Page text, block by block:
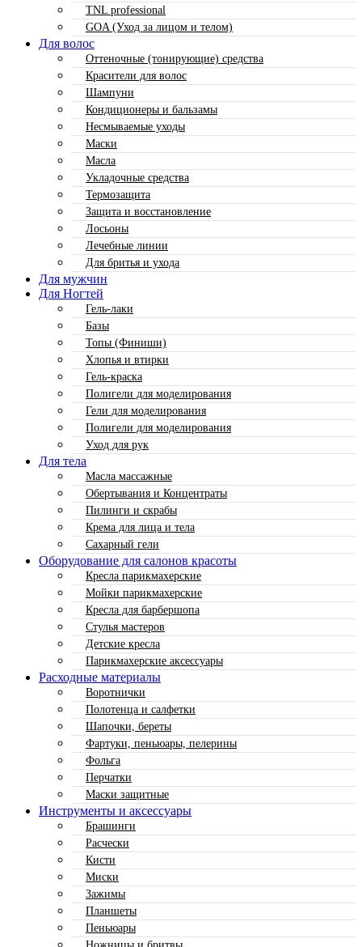
TNL professional
GOA (Уход за лицом и телом)
Для волос
Оттеночные (тонирующие) средства
Красители для волос
Шампуни
Кондиционеры и бальзамы
Несмываемые уходы
Маски
Масла
Укладочные средства
Термозащита
Защита и восстановление
Лосьоны
Лечебные линии
Для бритья и ухода
Для мужчин
Для Ногтей
Гель-лаки
Базы
Топы (Финиши)
Хлопья и втирки
Гель-краска
Полигели для моделирования
Гели для моделирования
Полигели для моделирования
Уход для рук
Для тела
Масла массажные
Обертывания и Концентраты
Пилинги и скрабы
Крема для лица и тела
Сахарный гели
Оборудование для салонов красоты
Кресла парикмахерские
Мойки парикмахерские
Кресла для барбершопа
Стулья мастеров
Детские кресла
Парикмахерские аксессуары
Расходные материалы
Воротнички
Полотенца и салфетки
Шапочки, береты
Фартуки, пеньюары, пелерины
Фольга
Перчатки
Маски защитные
Инструменты и аксессуары
Брашинги
Расчески
Кисти
Миски
Зажимы
Планшеты
Пеньюары